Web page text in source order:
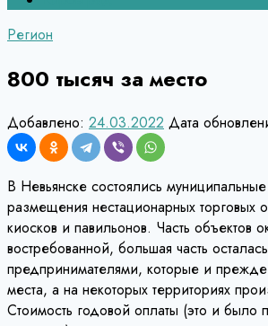
Регион
800 тысяч за место
Добавлено: 24.03.2022 Дата
В Невьянске состоялись
размещения нестационарных торговых
киосков и павильонов. Часть объектов
востребованной, большая часть
предпринимателями, которые и
места, а на некоторых территориях
Стоимость годовой оплаты (это и было